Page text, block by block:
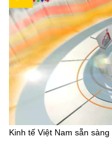
Kinh tế Việt Nam sẵn